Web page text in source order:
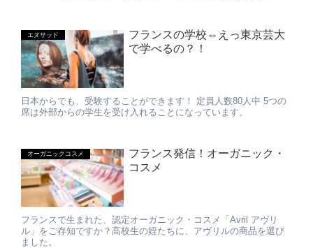
エヌサッド
フランスの学校⇔えっ東京芸大
で学べるの？！
日本からでも、受験することができます！ 定員人数80人中 5つの
席は外部からの学生を受け入れることになっています。
オーガニックコスメ
フランス発信！オーガニック・
コスメ
フランスで生まれた、認定オーガニック・コスメ「Avril アヴリ
ル」をご存知ですか？高校生の姪たちに、アヴリルの商品を選び
ました。